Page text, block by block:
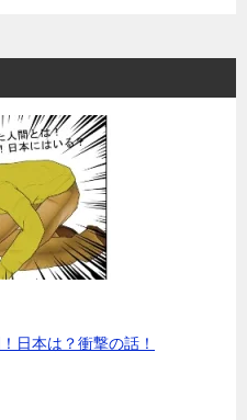
日本は？衝撃の話！